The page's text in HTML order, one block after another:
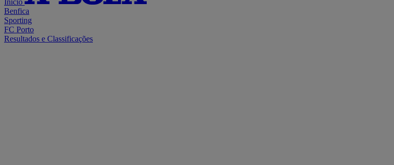
Início
Benfica
Sporting
FC Porto
Resultados e Classificações